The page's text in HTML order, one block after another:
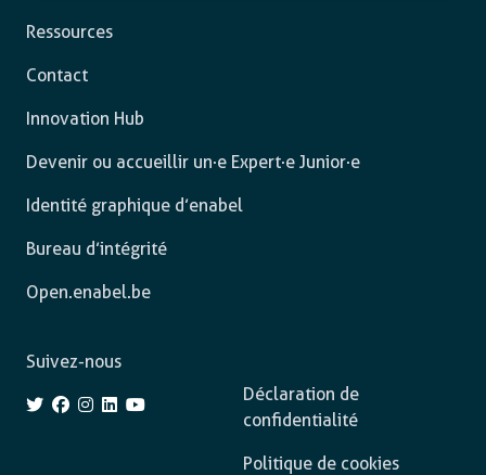
Ressources
Contact
Innovation Hub
Devenir ou accueillir un·e Expert·e Junior·e
Identité graphique d’enabel
Bureau d’intégrité
Open.enabel.be
Déclaration de
confidentialité
Politique de cookies
Suivez-nous